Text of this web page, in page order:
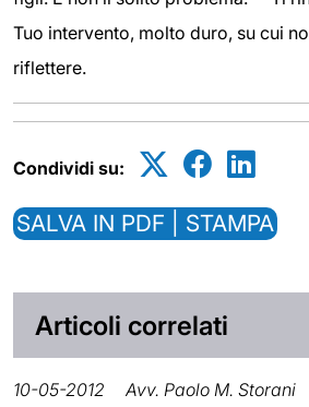
Tuo intervento, molto duro, su cui
riflettere.
Condividi su:
SALVA IN PDF | STAMPA
Articoli correlati
10-05-2012 Avv. Paolo M. Storani